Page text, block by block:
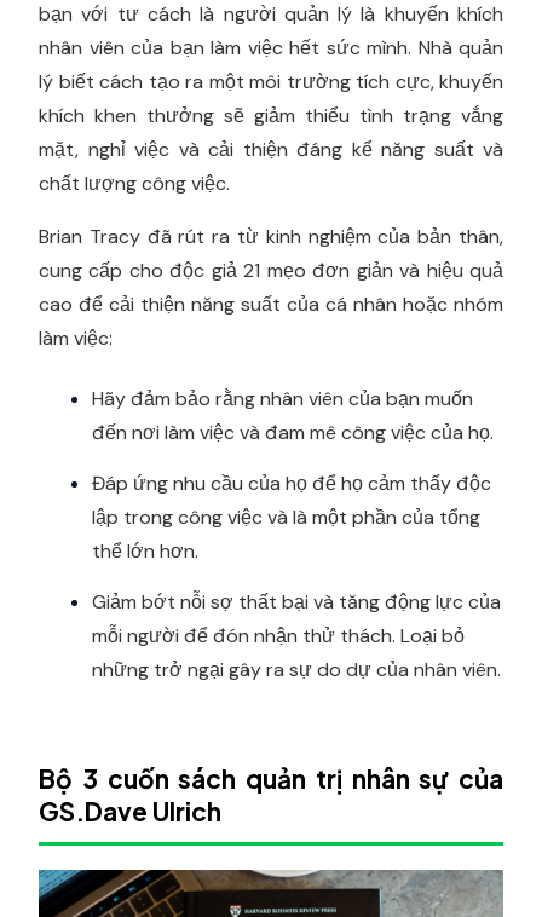
bạn với tư cách là người quản lý là khuyến khích
nhân viên của bạn làm việc hết sức mình. Nhà quản
lý biết cách tạo ra một môi trường tích cực, khuyến
khích khen thưởng sẽ giảm thiểu tình trạng vắng
mặt, nghỉ việc và cải thiện đáng kể năng suất và
chất lượng công việc.
Brian Tracy đã rút ra từ kinh nghiệm của bản thân,
cung cấp cho độc giả 21 mẹo đơn giản và hiệu quả
cao để cải thiện năng suất của cá nhân hoặc nhóm
làm việc:
Hãy đảm bảo rằng nhân viên của bạn muốn
đến nơi làm việc và đam mê công việc của họ.
Đáp ứng nhu cầu của họ để họ cảm thấy độc
lập trong công việc và là một phần của tổng
thể lớn hơn.
Giảm bớt nỗi sợ thất bại và tăng động lực của
mỗi người để đón nhận thử thách. Loại bỏ
những trở ngại gây ra sự do dự của nhân viên.
Bộ 3 cuốn sách quản trị nhân sự của
GS.Dave Ulrich